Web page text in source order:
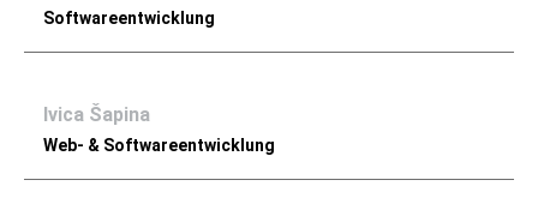
Softwareentwicklung
Ivica Šapina
Web- & Softwareentwicklung